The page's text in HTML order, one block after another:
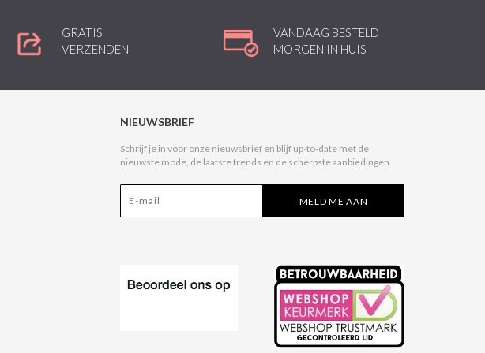
GRATIS
VERZENDEN
VANDAAG BESTELD
MORGEN IN HUIS
NIEUWSBRIEF
Schrijf je in voor onze nieuwsbrief en blijf up-to-date met de
nieuwste mode, de laatste trends en de scherpste aanbiedingen.
MELD ME AAN